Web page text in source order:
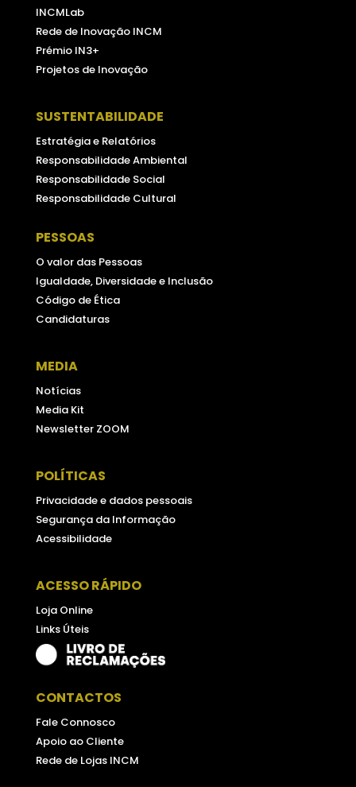
INCMLab
Rede de Inovação INCM
Prémio IN3+
Projetos de Inovação
SUSTENTABILIDADE
Estratégia e Relatórios
Responsabilidade Ambiental
Responsabilidade Social
Responsabilidade Cultural
PESSOAS
O valor das Pessoas
Igualdade, Diversidade e Inclusão
Código de Ética
Candidaturas
MEDIA
Notícias
Media Kit
Newsletter ZOOM
POLÍTICAS
Privacidade e dados pessoais
Segurança da Informação
Acessibilidade
ACESSO RÁPIDO
Loja Online
Links Úteis
CONTACTOS
Fale Connosco
Apoio ao Cliente
Rede de Lojas INCM